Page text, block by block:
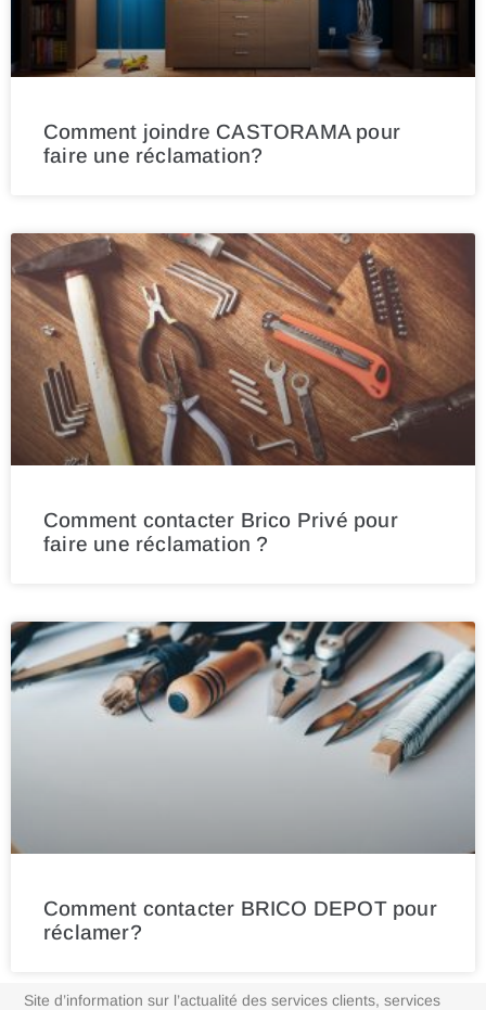
Comment joindre CASTORAMA pour
faire une réclamation?
Comment contacter Brico Privé pour
faire une réclamation ?
Comment contacter BRICO DEPOT pour
réclamer?
Site d’information sur l’actualité des services clients, services